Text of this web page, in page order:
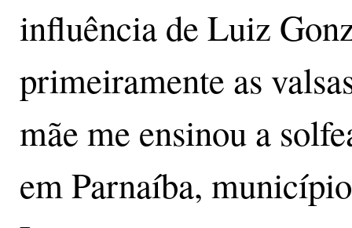
influência de Luiz
primeiramente as
mãe me ensinou a
em Parnaíba,